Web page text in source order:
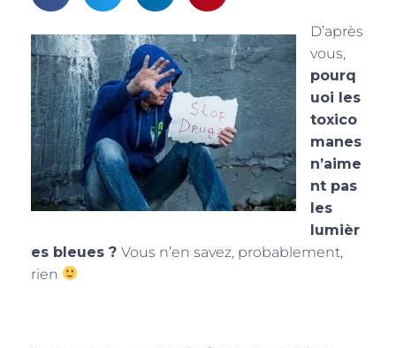
D’après
vous,
pourq
uoi les
toxico
manes
n’aime
nt pas
les
lumièr
es bleues ? Vous n’en savez, probablement,
rien